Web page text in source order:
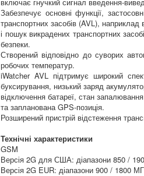
Забезпечує основні функції,
транспортних засобів (AVL), наприклад
і пошук викрадених транспортних
безпеки.
Створений відповідно до суворих
робочих температур.
iWatcher AVL підтримує широкий
буксирування, низький заряд
відключення батареї, стан
та запланована GPS-позиція.
Розширений пристрій відстеження
Технічні характеристики
GSM
Версія 2G для США: діапазони 850 /
Версія 2G EUR: діапазони 900 / 1800